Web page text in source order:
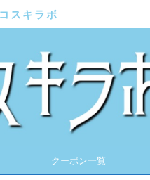
スキラボ
クーポン一覧